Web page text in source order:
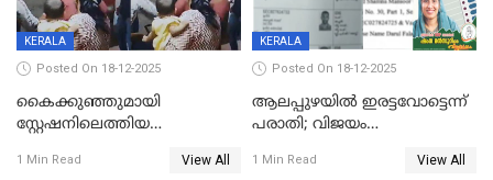
KERALA
Posted On 18-12-2025
കൈക്കുഞ്ഞുമായി
സ്റ്റേഷനിലെത്തിയ
കരണത്തടിച്ചു; CC ടിവി
1 Min Read View All
KERALA
Posted On 18-12-2025
ആലപ്പുഴയിൽ ഇരട്ടവോട്ടെന്ന്
പരാതി; വിജയം
വാർഡിലെ എൽഡിഎഫ്
1 Min Read View All